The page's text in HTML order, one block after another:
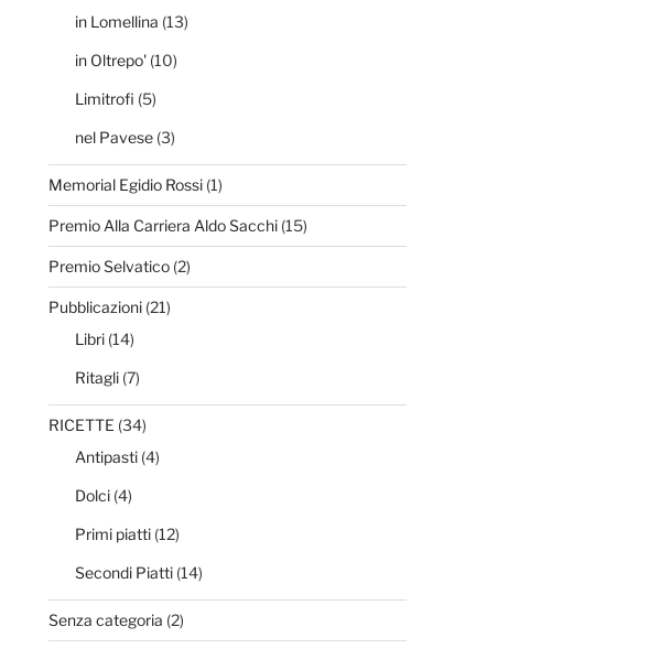
in Lomellina (13)
in Oltrepo'(10)
Limitrofi (5)
nel Pavese(3)
Memorial Egidio Rossi(1)
Premio Alla Carriera Aldo Sacchi(15)
Premio Selvatico(2)
Pubblicazioni(21)
Libri(14)
Ritagli(7)
RICETTE (34)
Antipasti(4)
Dolci(4)
Primi piatti(12)
Secondi Piatti(14)
Senza categoria (2)